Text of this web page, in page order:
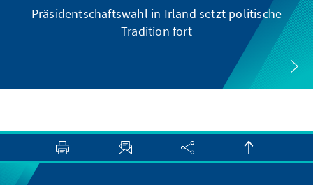
Präsidentschaftswahl in Irland setzt politische
Tradition fort